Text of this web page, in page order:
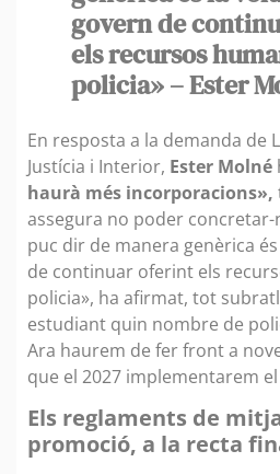
govern de
els recursos
policia» – Ester
En resposta a la demanda de
Justícia i Interior, Ester Molné
haurà més incorporacions»,
assegura no poder concretar-
puc dir de manera genèrica
de continuar oferint els
policia», ha afirmat, tot
estudiant quin nombre de
Ara haurem de fer front a
que el 2027 implementarem
Els reglaments de
promoció, a la recta